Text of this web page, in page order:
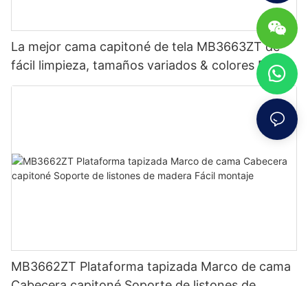
La mejor cama capitoné de tela MB3663ZT de
fácil limpieza, tamaños variados & colores Precio
de fábrica - Muebles JLH
MB3662ZT Plataforma tapizada Marco de cama